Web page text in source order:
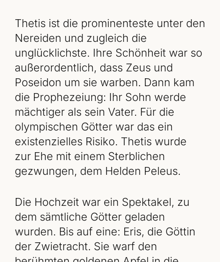
Thetis ist die prominenteste unter den
Nereiden und zugleich die
unglücklichste. Ihre Schönheit war so
außerordentlich, dass Zeus und
Poseidon um sie warben. Dann kam
die Prophezeiung: Ihr Sohn werde
mächtiger als sein Vater. Für die
olympischen Götter war das ein
existenzielles Risiko. Thetis wurde
zur Ehe mit einem Sterblichen
gezwungen, dem Helden Peleus.
Die Hochzeit war ein Spektakel, zu
dem sämtliche Götter geladen
wurden. Bis auf eine: Eris, die Göttin
der Zwietracht. Sie warf den